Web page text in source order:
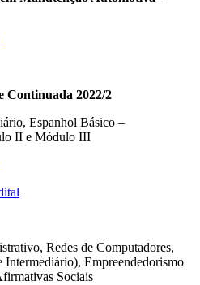
Continuada 2022/2
Espanhol Básico –
II e Módulo III
Redes de Computadores,
Empreendedorismo
Sociais